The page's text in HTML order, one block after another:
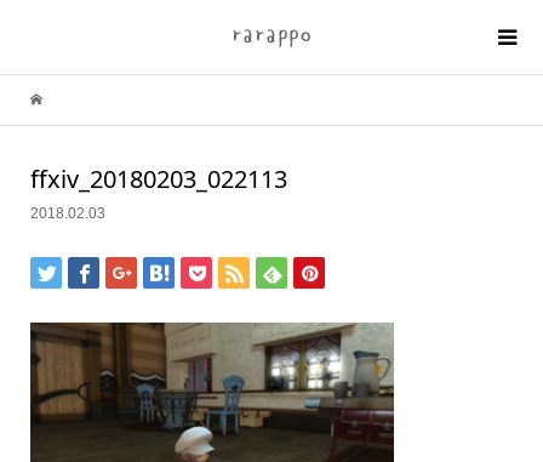
ffxiv_20180203_022113
2018.02.03